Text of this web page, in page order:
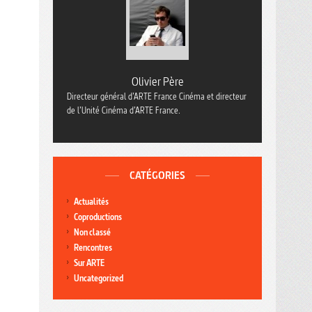
Olivier Père
Directeur général d’ARTE France Cinéma et directeur
de l’Unité Cinéma d’ARTE France.
CATÉGORIES
Actualités
Coproductions
Non classé
Rencontres
Sur ARTE
Uncategorized